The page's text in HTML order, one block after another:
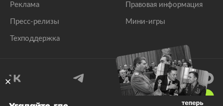
Реклама
Пресс-релизы
Техподдержка
Правовая информация
Мини-игры